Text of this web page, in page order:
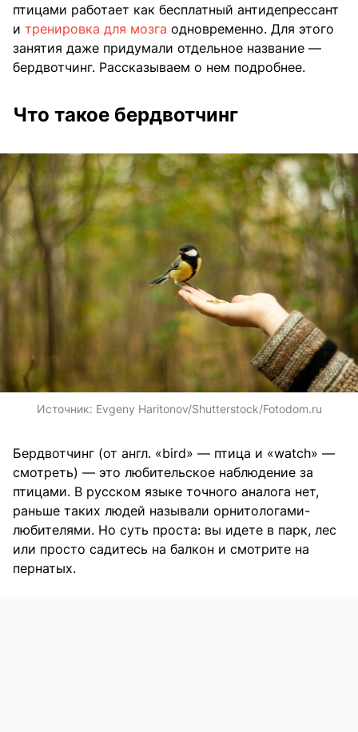
птицами работает как бесплатный антидепрессант
и тренировка для мозга одновременно. Для этого
занятия даже придумали отдельное название —
бердвотчинг. Рассказываем о нем подробнее.
Что такое бердвотчинг
Источник: Evgeny Haritonov/Shutterstock/Fotodom.ru
Бердвотчинг (от англ. «bird» — птица и «watch» —
смотреть) — это любительское наблюдение за
птицами. В русском языке точного аналога нет,
раньше таких людей называли орнитологами-
любителями. Но суть проста: вы идете в парк, лес
или просто садитесь на балкон и смотрите на
пернатых.